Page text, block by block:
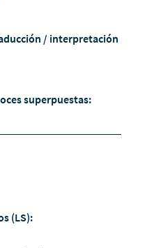
/ interpretación
superpuestas:
(LS):